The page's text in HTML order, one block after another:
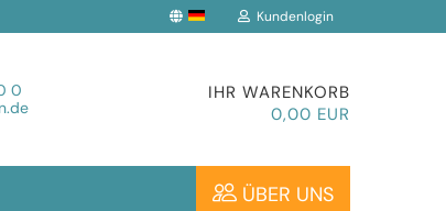
Kundenlogin
0
IHR WARENKORB
0,00 EUR
ÜBER UNS